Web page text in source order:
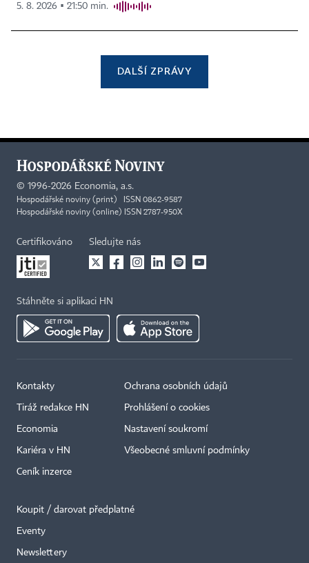
5. 8. 2026 ▪ 21:50 min.
DALŠÍ ZPRÁVY
© 1996-2026 Economia, a.s.
Hospodářské noviny (print) ISSN 0862-9587
Hospodářské noviny (online) ISSN 2787-950X
Certifikováno Sledujte nás
Stáhněte si aplikaci HN
Kontakty
Tiráž redakce HN
Economia
Kariéra v HN
Ceník inzerce
Ochrana osobních údajů
Prohlášení o cookies
Nastavení soukromí
Všeobecné smluvní podmínky
Koupit / darovat předplatné
Eventy
Newslettery